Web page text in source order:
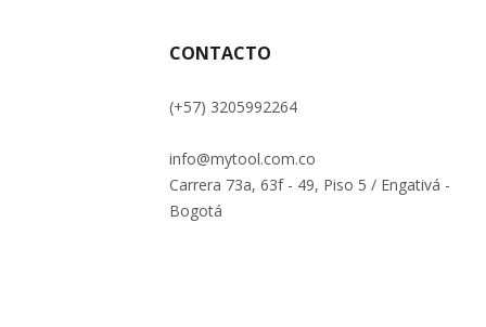
CONTACTO
(+57) 3205992264
info@mytool.com.co
Carrera 73a, 63f - 49, Piso 5 / Engativá -
Bogotá